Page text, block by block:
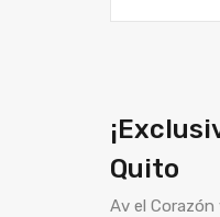
Quito
Av el Corazón